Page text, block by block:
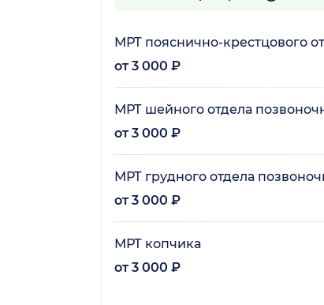
МРТ пояснично-крестцового
от 3 000 ₽
МРТ шейного отдела
от 3 000 ₽
МРТ грудного отдела
от 3 000 ₽
МРТ копчика
от 3 000 ₽